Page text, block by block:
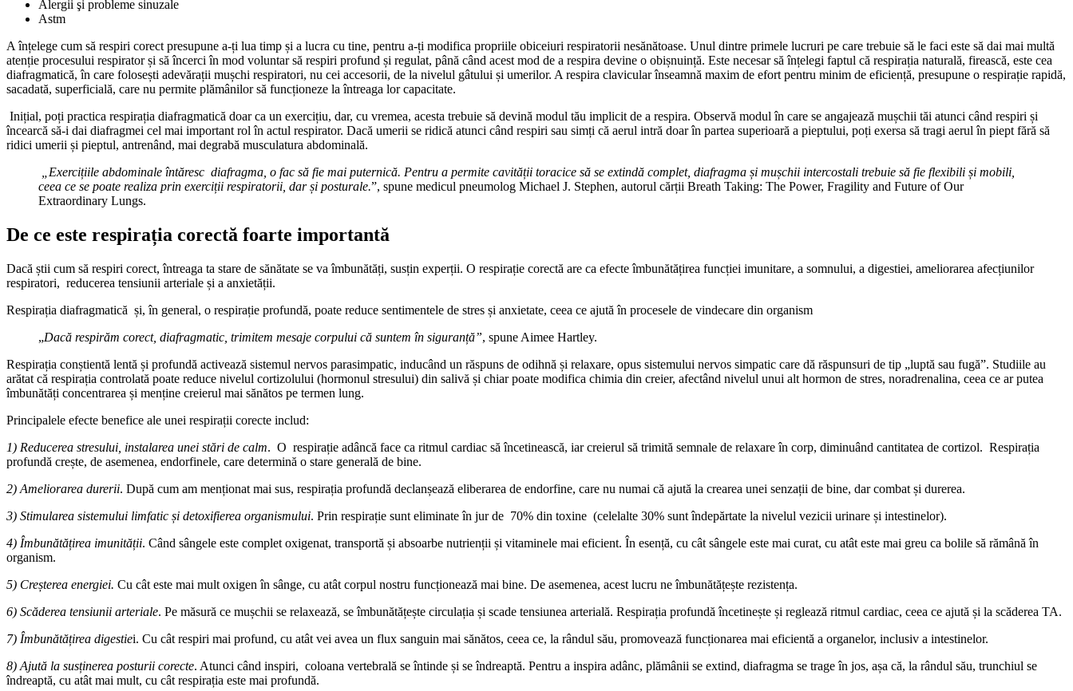
Alergii şi probleme sinuzale
Astm
A înțelege cum să respiri corect presupune a-ți lua timp și a lucra cu tine, pentru a-ți modifica propriile obiceiuri respiratorii nesănătoase. Unul dintre primele lucruri pe care trebuie să le faci este să dai mai multă
atenție procesului respirator și să încerci în mod voluntar să respiri profund și regulat, până când acest mod de a respira devine o obișnuință. Este necesar să înțelegi faptul că respirația naturală, firească, este cea
diafragmatică, în care folosești adevărații mușchi respiratori, nu cei accesorii, de la nivelul gâtului și umerilor. A respira clavicular înseamnă maxim de efort pentru minim de eficiență, presupune o respirație rapidă,
sacadată, superficială, care nu permite plămânilor să funcționeze la întreaga lor capacitate.
Inițial, poți practica respirația diafragmatică doar ca un exercițiu, dar, cu vremea, acesta trebuie să devină modul tău implicit de a respira. Observă modul în care se angajează mușchii tăi atunci când respiri și
încearcă să-i dai diafragmei cel mai important rol în actul respirator. Dacă umerii se ridică atunci când respiri sau simți că aerul intră doar în partea superioară a pieptului, poți exersa să tragi aerul în piept fără să
ridici umerii și pieptul, antrenând, mai degrabă musculatura abdominală.
„Exercițiile abdominale întăresc diafragma, o fac să fie mai puternică. Pentru a permite cavității toracice să se extindă complet, diafragma și mușchii intercostali trebuie să fie flexibili și mobili,
ceea ce se poate realiza prin exerciții respiratorii, dar și posturale.”, spune medicul pneumolog Michael J. Stephen, autorul cărții Breath Taking: The Power, Fragility and Future of Our
Extraordinary Lungs.
De ce este respirația corectă foarte importantă
Dacă știi cum să respiri corect, întreaga ta stare de sănătate se va îmbunătăți, susțin experții. O respirație corectă are ca efecte îmbunătățirea funcției imunitare, a somnului, a digestiei, ameliorarea afecțiunilor
respiratori, reducerea tensiunii arteriale și a anxietății.
Respirația diafragmatică și, în general, o respirație profundă, poate reduce sentimentele de stres și anxietate, ceea ce ajută în procesele de vindecare din organism
„Dacă respirăm corect, diafragmatic, trimitem mesaje corpului că suntem în siguranță”, spune Aimee Hartley.
Respirația conștientă lentă și profundă activează sistemul nervos parasimpatic, inducând un răspuns de odihnă și relaxare, opus sistemului nervos simpatic care dă răspunsuri de tip „luptă sau fugă”. Studiile au
arătat că respirația controlată poate reduce nivelul cortizolului (hormonul stresului) din salivă și chiar poate modifica chimia din creier, afectând nivelul unui alt hormon de stres, noradrenalina, ceea ce ar putea
îmbunătăți concentrarea și menține creierul mai sănătos pe termen lung.
Principalele efecte benefice ale unei respirații corecte includ:
1) Reducerea stresului, instalarea unei stări de calm. O respirație adâncă face ca ritmul cardiac să încetinească, iar creierul să trimită semnale de relaxare în corp, diminuând cantitatea de cortizol. Respirația
profundă crește, de asemenea, endorfinele, care determină o stare generală de bine.
2) Ameliorarea durerii. După cum am menționat mai sus, respirația profundă declanșează eliberarea de endorfine, care nu numai că ajută la crearea unei senzații de bine, dar combat și durerea.
3) Stimularea sistemului limfatic și detoxifierea organismului. Prin respirație sunt eliminate în jur de 70% din toxine (celelalte 30% sunt îndepărtate la nivelul vezicii urinare și intestinelor).
4) Îmbunătățirea imunității. Când sângele este complet oxigenat, transportă și absoarbe nutrienții și vitaminele mai eficient. În esență, cu cât sângele este mai curat, cu atât este mai greu ca bolile să rămână în
organism.
5) Creșterea energiei. Cu cât este mai mult oxigen în sânge, cu atât corpul nostru funcționează mai bine. De asemenea, acest lucru ne îmbunătățește rezistența.
6) Scăderea tensiunii arteriale. Pe măsură ce mușchii se relaxează, se îmbunătățește circulația și scade tensiunea arterială. Respirația profundă încetinește și reglează ritmul cardiac, ceea ce ajută și la scăderea TA.
7) Îmbunătățirea digestiei. Cu cât respiri mai profund, cu atât vei avea un flux sanguin mai sănătos, ceea ce, la rândul său, promovează funcționarea mai eficientă a organelor, inclusiv a intestinelor.
8) Ajută la susținerea posturii corecte. Atunci când inspiri, coloana vertebrală se întinde și se îndreaptă. Pentru a inspira adânc, plămânii se extind, diafragma se trage în jos, așa că, la rândul său, trunchiul se
îndreaptă, cu atât mai mult, cu cât respirația este mai profundă.